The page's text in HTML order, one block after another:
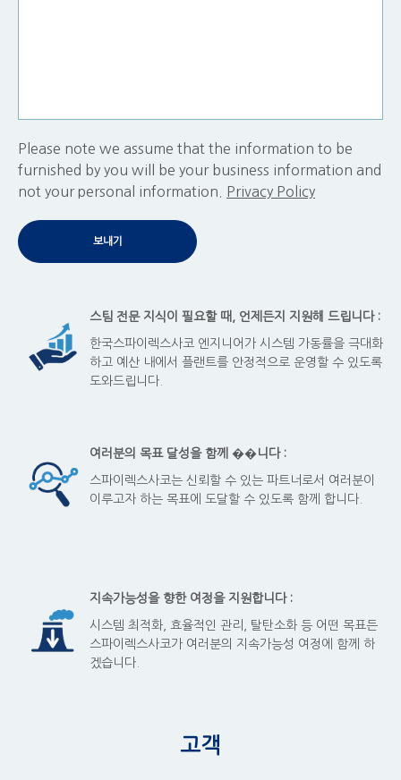
​Please note we assume that the information to be
furnished by you will be your business information and
not your personal information.
Privacy Policy
스팀 전문 지식이 필요할 때, 언제든지 지원해 드립니다 :
한국스파이렉스사코 엔지니어가 시스템 가동률을 극대화
하고 예산 내에서 플랜트를 안정적으로 운영할 수 있도록
도와드립니다.
여러분의 목표 달성을 함께 ��니다 :
스파이렉스사코는 신뢰할 수 있는 파트너로서 여러분이
이루고자 하는 목표에 도달할 수 있도록 함께 합니다.
지속가능성을 향한 여정을 지원합니다 :
시스템 최적화, 효율적인 관리, 탈탄소화 등 어떤 목표든
스파이렉스사코가 여러분의 지속가능성 여정에 함께 하
겠습니다.
고객